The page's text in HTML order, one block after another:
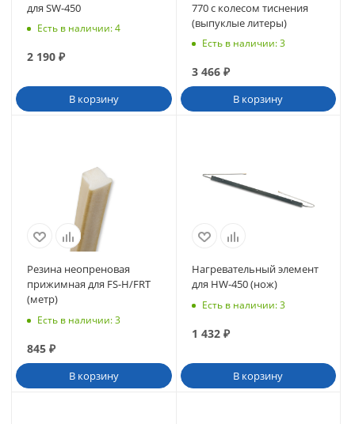
для SW-450
Есть в наличии: 4
2 190 ₽
В корзину
770 с колесом тиснения
(выпуклые литеры)
Есть в наличии: 3
3 466₽
В корзину
Резина неопреновая
прижимная для FS-H/FRT
(метр)
Есть в наличии: 3
845 ₽
В корзину
Нагревательный элемент
для HW-450 (нож)
Есть в наличии: 3
1 432₽
В корзину